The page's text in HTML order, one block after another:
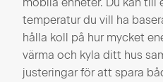
mobila enheter. Du kan till
temperatur du vill ha
hålla koll på hur mycket
värma och kyla ditt hus
justeringar för att spara